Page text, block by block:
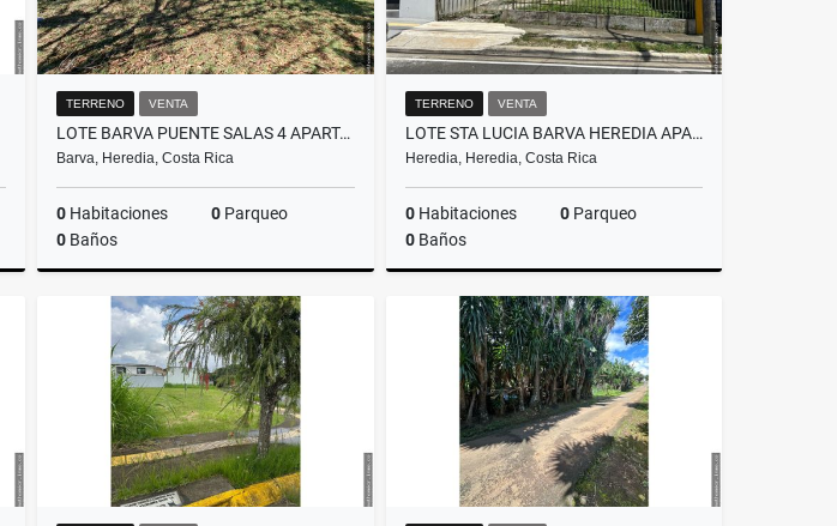
TERRENO VENTA
LOTE BARVA PUENTE SALAS 4 APARTAMENTOS
Barva, Heredia, Costa Rica
0 Habitaciones 0 Parqueo
0 Baños
₡66.000.000
TERRENO VENTA
LOTE STA LUCIA BARVA HEREDIA APARTAMENTOS
Heredia, Heredia, Costa Rica
0Habitaciones 0Parqueo
0Baños
₡65.000.000